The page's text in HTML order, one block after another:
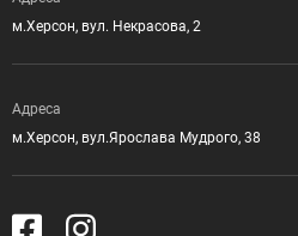
м.Херсон, вул. Некрасова, 2
Адреса
м.Херсон, вул.Ярослава Мудрого, 38